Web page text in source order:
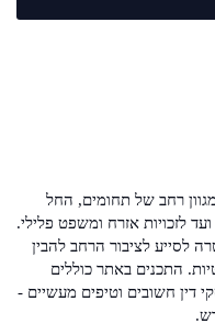
רחב של תחומים, החל
לזכויות אזרח ומשפט פלילי.
לסייע לציבור הרחב להבין
התכנים באתר כוללים
דין חשובים וטיפים מעשיים -